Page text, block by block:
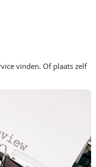
vinden. Of plaats zelf